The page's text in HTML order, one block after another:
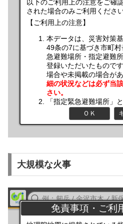
大規模な火事